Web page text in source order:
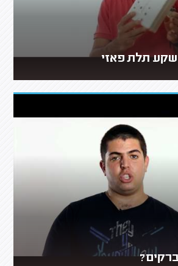
שקע תלת פאזי